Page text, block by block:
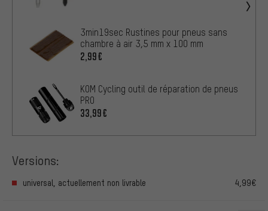
3min19sec Rustines pour pneus sans
chambre à air 3,5 mm x 100 mm
2,99€
KOM Cycling outil de réparation de pneus
PRO
33,99€
Versions:
universal, actuellement non livrable 4,99€